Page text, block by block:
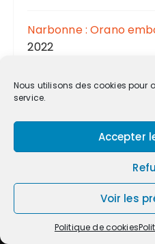
Nous utilisons des cookies pour
service.
Accepter
Voir les
Politique de cookies
Narbonne : Orano
2022
octobre dernier au
Marseille. Et
en effet vu retoquer un
Narbonne : Orano
premier sur TCNA